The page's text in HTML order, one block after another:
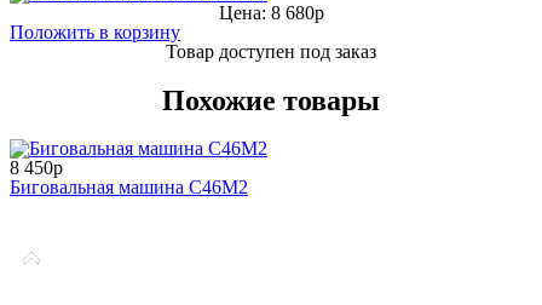
Цена: 8 680р
Положить в корзину
Товар доступен под заказ
Похожие товары
8 450р
Биговальная машина С46М2